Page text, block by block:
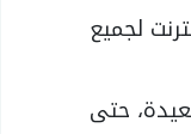
لجميع
حتى